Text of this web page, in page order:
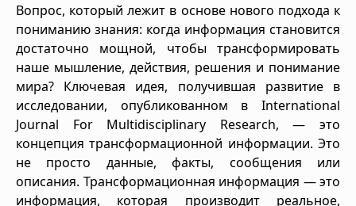
Вопрос, который лежит в основе нового подхода к
пониманию знания: когда информация становится
достаточно мощной, чтобы трансформировать
наше мышление, действия, решения и понимание
мира? Ключевая идея, получившая развитие в
исследовании, опубликованном в International
Journal For Multidisciplinary Research, — это
концепция трансформационной информации. Это
не просто данные, факты, сообщения или
описания. Трансформационная информация — это
информация, которая производит реальное,